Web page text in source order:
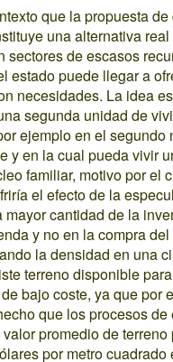
que la propuesta
una alternativa
sectores de escasos
estado puede llegar a
necesidades. La idea
segunda unidad de
ejemplo en el segundo
y en la cual pueda vivir
familiar, motivo por el
el efecto de la
mayor cantidad de la
y no en la compra
la densidad en una
terreno disponible
bajo coste, ya que por
que los procesos
promedio de
por metro